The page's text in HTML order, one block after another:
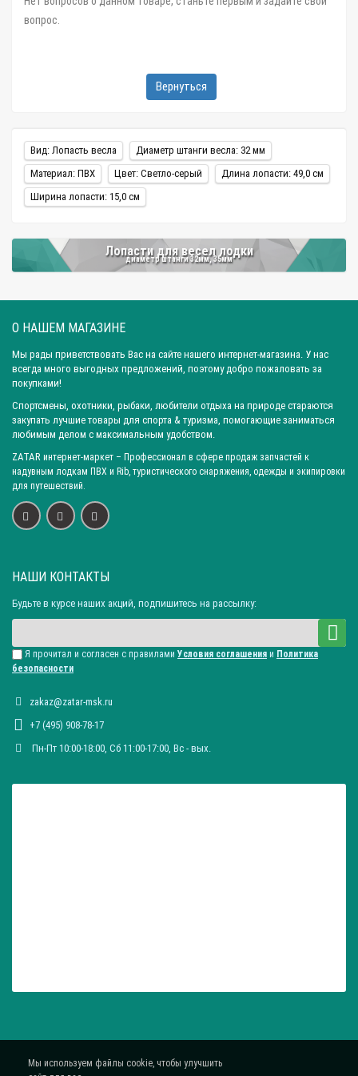
вопрос.
Вернуться
Вид: Лопасть весла
Диаметр штанги весла: 32 мм
Материал: ПВХ
Цвет: Светло-серый
Длина лопасти: 49,0 см
Ширина лопасти: 15,0 см
Лопасти для весел лодки
диаметр штанги 32мм, 35мм
О НАШЕМ МАГАЗИНЕ
Мы рады приветствовать Вас на сайте нашего интернет-магазина. У нас
всегда много выгодных предложений, поэтому добро пожаловать за
покупками!
Спортсмены, охотники, рыбаки, любители отдыха на природе стараются
закупать лучшие товары для спорта & туризма, помогающие заниматься
любимым делом с максимальным удобством.
ZATAR интернет-маркет – Профессионал в сфере продаж запчастей к
надувным лодкам ПВХ и Rib, туристического снаряжения, одежды и экипировки
для путешествий.
НАШИ КОНТАКТЫ
Будьте в курсе наших акций, подпишитесь на рассылку:
Я прочитал и согласен с правилами Условия соглашения и Политика
безопасности
zakaz@zatar-msk.ru
+7 (495) 908-78-17
Пн-Пт 10:00-18:00, Сб 11:00-17:00, Вc - вых.
Мы используем файлы cookie, чтобы улучшить